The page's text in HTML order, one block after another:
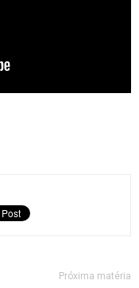
Próxima matéria